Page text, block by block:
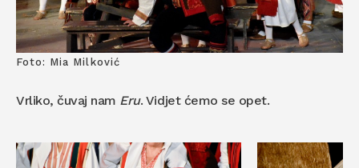
Foto: Mia Milković
Vrliko, čuvaj nam Eru. Vidjet ćemo se opet.